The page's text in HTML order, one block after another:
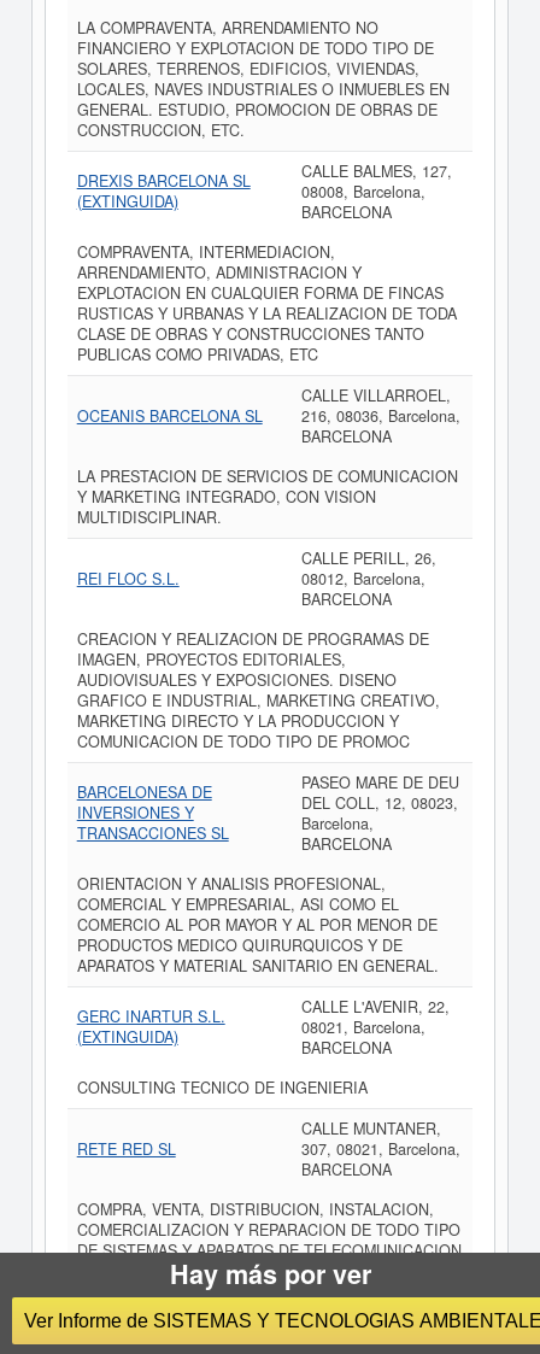
LA COMPRAVENTA, ARRENDAMIENTO NO
FINANCIERO Y EXPLOTACION DE TODO TIPO DE
SOLARES, TERRENOS, EDIFICIOS, VIVIENDAS,
LOCALES, NAVES INDUSTRIALES O INMUEBLES EN
GENERAL. ESTUDIO, PROMOCION DE OBRAS DE
CONSTRUCCION, ETC.
DREXIS BARCELONA SL
(EXTINGUIDA)
CALLE BALMES, 127,
08008, Barcelona,
BARCELONA
COMPRAVENTA, INTERMEDIACION,
ARRENDAMIENTO, ADMINISTRACION Y
EXPLOTACION EN CUALQUIER FORMA DE FINCAS
RUSTICAS Y URBANAS Y LA REALIZACION DE TODA
CLASE DE OBRAS Y CONSTRUCCIONES TANTO
PUBLICAS COMO PRIVADAS, ETC
OCEANIS BARCELONA SL
CALLE VILLARROEL,
216, 08036, Barcelona,
BARCELONA
LA PRESTACION DE SERVICIOS DE COMUNICACION
Y MARKETING INTEGRADO, CON VISION
MULTIDISCIPLINAR.
REI FLOC S.L.
CALLE PERILL, 26,
08012, Barcelona,
BARCELONA
CREACION Y REALIZACION DE PROGRAMAS DE
IMAGEN, PROYECTOS EDITORIALES,
AUDIOVISUALES Y EXPOSICIONES. DISENO
GRAFICO E INDUSTRIAL, MARKETING CREATIVO,
MARKETING DIRECTO Y LA PRODUCCION Y
COMUNICACION DE TODO TIPO DE PROMOC
BARCELONESA DE
INVERSIONES Y
TRANSACCIONES SL
PASEO MARE DE DEU
DEL COLL, 12, 08023,
Barcelona,
BARCELONA
ORIENTACION Y ANALISIS PROFESIONAL,
COMERCIAL Y EMPRESARIAL, ASI COMO EL
COMERCIO AL POR MAYOR Y AL POR MENOR DE
PRODUCTOS MEDICO QUIRURQUICOS Y DE
APARATOS Y MATERIAL SANITARIO EN GENERAL.
GERC INARTUR S.L.
(EXTINGUIDA)
CALLE L'AVENIR, 22,
08021, Barcelona,
BARCELONA
CONSULTING TECNICO DE INGENIERIA
RETE RED SL
CALLE MUNTANER,
307, 08021, Barcelona,
BARCELONA
COMPRA, VENTA, DISTRIBUCION, INSTALACION,
COMERCIALIZACION Y REPARACION DE TODO TIPO
DE SISTEMAS Y APARATOS DE TELECOMUNICACION
Y TELEFONIA (LO QUE INCLUYE TELEFONIA BASIC,
TRUNKING, PAGING MENSAJES CORTOS,
SERVICIOS DE
Hay más por ver
Ver Informe de SISTEMAS Y TECNOLOGIAS